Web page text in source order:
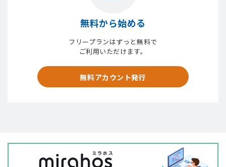
無料から始める
フリープランはずっと無料で
ご利用いただけます。
無料アカウント発行